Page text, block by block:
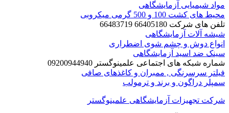
آزمایشگاهی
و 500 گرمی میکروبی
66405180 66483719
آزمایشگاهی
دوش و چشم شوی اضطراری
اسید آزمایشگاهی
های اجتماعی علمینوگستر 09200944940
سرسرنگی , ممبران و کاغذهای صافی
و برند و ترمولب
آزمایشگاهی علمینوگستر